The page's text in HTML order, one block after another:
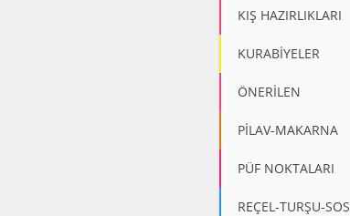
KIŞ HAZIRLIKLARI
KURABİYELER
ÖNERİLEN
PİLAV-MAKARNA
PÜF NOKTALARI
REÇEL-TURŞU-SOS